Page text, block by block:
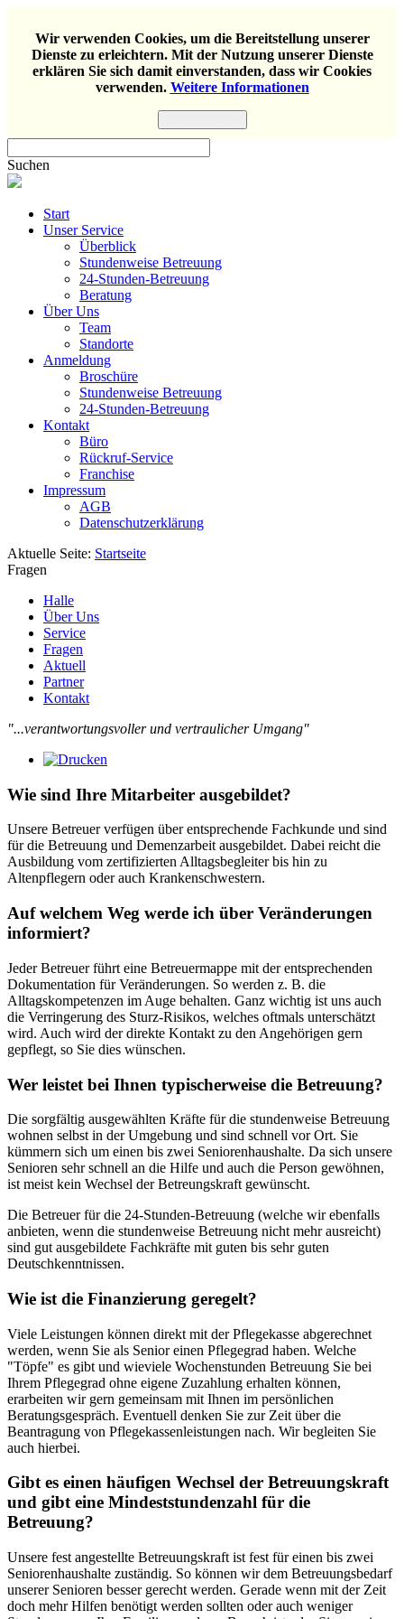
Wir verwenden Cookies, um die Bereitstellung unserer
Dienste zu erleichtern. Mit der Nutzung unserer Dienste
erklären Sie sich damit einverstanden, dass wir Cookies
verwenden. Weitere Informationen
Suchen
Start
Unser Service
Überblick
Stundenweise Betreuung
24-Stunden-Betreuung
Beratung
Über Uns
Team
Standorte
Anmeldung
Broschüre
Stundenweise Betreuung
24-Stunden-Betreuung
Kontakt
Büro
Rückruf-Service
Franchise
Impressum
AGB
Datenschutzerklärung
Aktuelle Seite: Startseite
Fragen
Halle
Über Uns
Service
Fragen
Aktuell
Partner
Kontakt
"...verantwortungsvoller und vertraulicher Umgang"
Wie sind Ihre Mitarbeiter ausgebildet?
Unsere Betreuer verfügen über entsprechende Fachkunde und sind
für die Betreuung und Demenzarbeit ausgebildet. Dabei reicht die
Ausbildung vom zertifizierten Alltagsbegleiter bis hin zu
Altenpflegern oder auch Krankenschwestern.
Auf welchem Weg werde ich über Veränderungen
informiert?
Jeder Betreuer führt eine Betreuermappe mit der entsprechenden
Dokumentation für Veränderungen. So werden z. B. die
Alltagskompetenzen im Auge behalten. Ganz wichtig ist uns auch
die Verringerung des Sturz-Risikos, welches oftmals unterschätzt
wird. Auch wird der direkte Kontakt zu den Angehörigen gern
gepflegt, so Sie dies wünschen.
Wer leistet bei Ihnen typischerweise die Betreuung?
Die sorgfältig ausgewählten Kräfte für die stundenweise Betreuung
wohnen selbst in der Umgebung und sind schnell vor Ort. Sie
kümmern sich um einen bis zwei Seniorenhaushalte. Da sich unsere
Senioren sehr schnell an die Hilfe und auch die Person gewöhnen,
ist meist kein Wechsel der Betreungskraft gewünscht.
Die Betreuer für die 24-Stunden-Betreuung (welche wir ebenfalls
anbieten, wenn die stundenweise Betreuung nicht mehr ausreicht)
sind gut ausgebildete Fachkräfte mit guten bis sehr guten
Deutschkenntnissen.
Wie ist die Finanzierung geregelt?
Viele Leistungen können direkt mit der Pflegekasse abgerechnet
werden, wenn Sie als Senior einen Pflegegrad haben. Welche
"Töpfe" es gibt und wieviele Wochenstunden Betreuung Sie bei
Ihrem Pflegegrad ohne eigene Zuzahlung erhalten können,
erarbeiten wir gern gemeinsam mit Ihnen im persönlichen
Beratungsgespräch. Eventuell denken Sie zur Zeit über die
Beantragung von Pflegekassenleistungen nach. Wir begleiten Sie
auch hierbei.
Gibt es einen häufigen Wechsel der Betreuungskraft
und gibt eine Mindeststundenzahl für die
Betreuung?
Unsere fest angestellte Betreuungskraft ist fest für einen bis zwei
Seniorenhaushalte zuständig. So können wir dem Betreuungsbedarf
unserer Senioren besser gerecht werden. Gerade wenn mit der Zeit
doch mehr Hilfen benötigt werden sollten oder auch weniger